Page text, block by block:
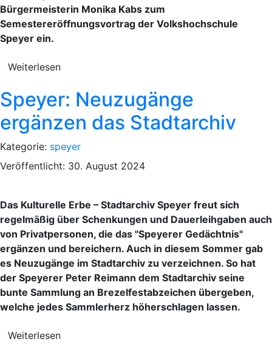
Bürgermeisterin Monika Kabs zum
Semestereröffnungsvortrag der Volkshochschule
Speyer ein.
Weiterlesen
Speyer: Neuzugänge
ergänzen das Stadtarchiv
Kategorie: speyer
Veröffentlicht: 30. August 2024
Das Kulturelle Erbe – Stadtarchiv Speyer freut sich
regelmäßig über Schenkungen und Dauerleihgaben auch
von Privatpersonen, die das "Speyerer Gedächtnis"
ergänzen und bereichern. Auch in diesem Sommer gab
es Neuzugänge im Stadtarchiv zu verzeichnen. So hat
der Speyerer Peter Reimann dem Stadtarchiv seine
bunte Sammlung an Brezelfestabzeichen übergeben,
welche jedes Sammlerherz höherschlagen lassen.
Weiterlesen